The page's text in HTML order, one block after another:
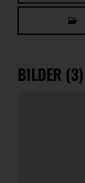
BILDER (3)